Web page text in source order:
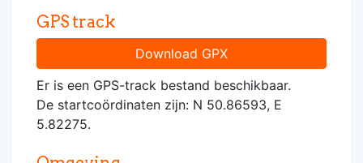
GPS track
Download GPX
Er is een GPS-track bestand beschikbaar.
De startcoördinaten zijn: N 50.86593, E
5.82275.